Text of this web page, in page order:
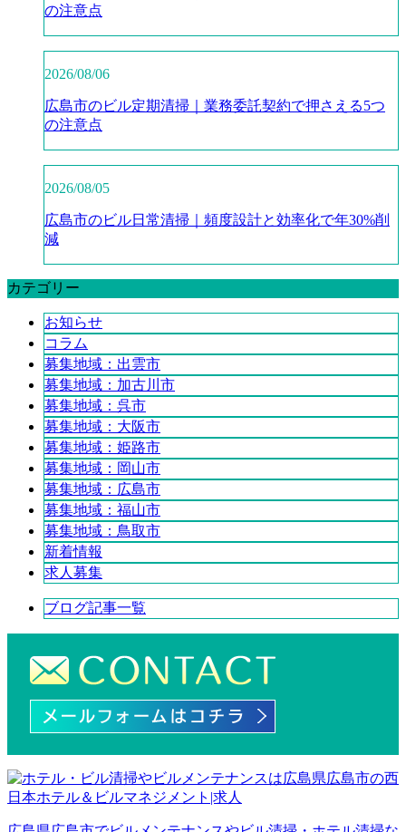
の注意点
2026/08/06
広島市のビル定期清掃｜業務委託契約で押さえる5つ
の注意点
2026/08/05
広島市のビル日常清掃｜頻度設計と効率化で年30%削
減
カテゴリー
お知らせ
コラム
募集地域：出雲市
募集地域：加古川市
募集地域：呉市
募集地域：大阪市
募集地域：姫路市
募集地域：岡山市
募集地域：広島市
募集地域：福山市
募集地域：鳥取市
新着情報
求人募集
ブログ記事一覧